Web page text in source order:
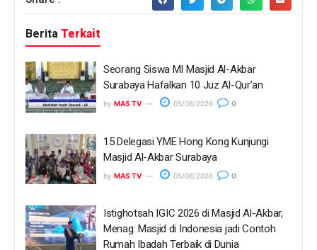
Berita Terkait
Seorang Siswa MI Masjid Al-Akbar
Surabaya Hafalkan 10 Juz Al-Qur’an
by MAS TV 05/08/2026 0
15 Delegasi YME Hong Kong Kunjungi
Masjid Al-Akbar Surabaya
by MAS TV 05/08/2026 0
Istighotsah IGIC 2026 di Masjid Al-Akbar,
Menag: Masjid di Indonesia jadi Contoh
Rumah Ibadah Terbaik di Dunia